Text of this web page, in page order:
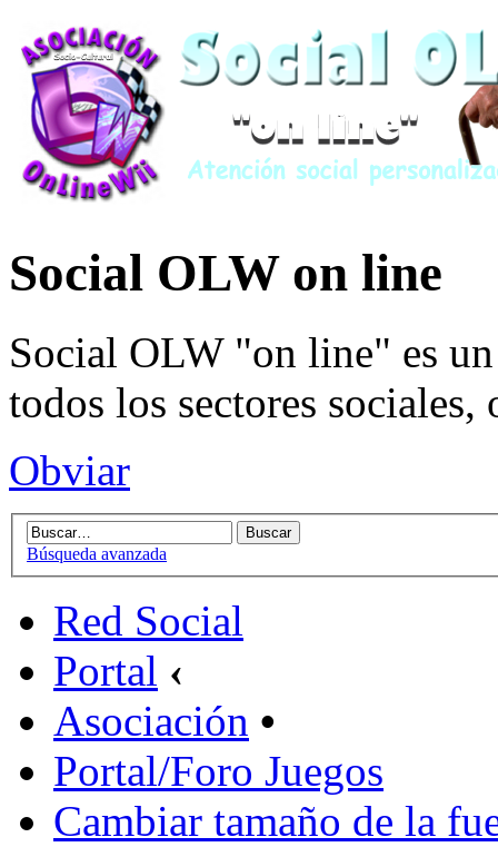
Social OLW on line
Social OLW "on line" es
todos los sectores sociales,
Obviar
Búsqueda avanzada
Red Social
Portal ‹
Asociación •
Portal/Foro Juegos
Cambiar tamaño de la